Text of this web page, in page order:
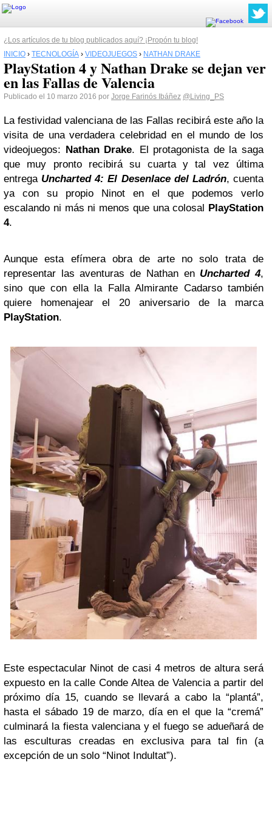
¿Los artículos de tu blog publicados aquí? ¡Propón tu blog!
INICIO › TECNOLOGÍA › VIDEOJUEGOS › NATHAN DRAKE
PlayStation 4 y Nathan Drake se dejan ver
en las Fallas de Valencia
Publicado el 10 marzo 2016 por Jorge Farinós Ibáñez @Living_PS
La festividad valenciana de las Fallas recibirá este año la
visita de una verdadera celebridad en el mundo de los
videojuegos: Nathan Drake. El protagonista de la saga
que muy pronto recibirá su cuarta y tal vez última
entrega Uncharted 4: El Desenlace del Ladrón, cuenta
ya con su propio Ninot en el que podemos verlo
escalando ni más ni menos que una colosal PlayStation
4.
Aunque esta efímera obra de arte no solo trata de
representar las aventuras de Nathan en Uncharted 4,
sino que con ella la Falla Almirante Cadarso también
quiere homenajear el 20 aniversario de la marca
PlayStation.
Este espectacular Ninot de casi 4 metros de altura será
expuesto en la calle Conde Altea de Valencia a partir del
próximo día 15, cuando se llevará a cabo la “plantá”,
hasta el sábado 19 de marzo, día en el que la “cremá”
culminará la fiesta valenciana y el fuego se adueñará de
las esculturas creadas en exclusiva para tal fin (a
excepción de un solo “Ninot Indultat”).